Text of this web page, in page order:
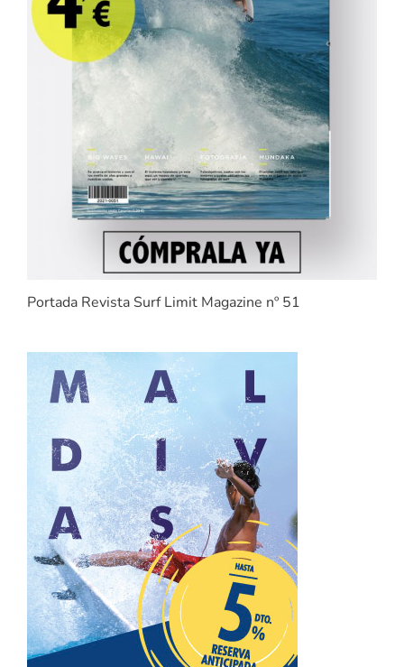
Portada Revista Surf Limit Magazine nº 51